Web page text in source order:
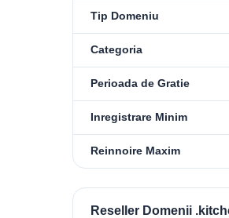
Tip Domeniu
Categoria
Perioada de Gratie
Inregistrare Minim
Reinnoire Maxim
Reseller Domenii